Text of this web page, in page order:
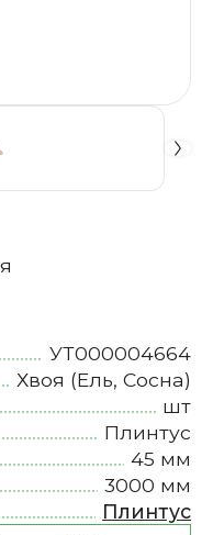
УТ000004664
Хвоя (Ель, Сосна)
шт
Плинтус
45 мм
3000 мм
Плинтус